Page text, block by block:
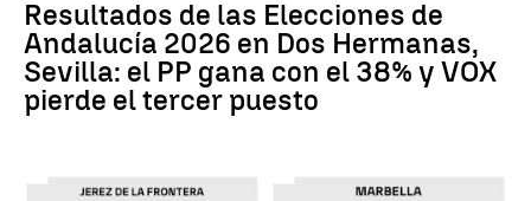
Resultados de las Elecciones de
Andalucía 2026 en Dos Hermanas,
Sevilla: el PP gana con el 38% y VOX
pierde el tercer puesto